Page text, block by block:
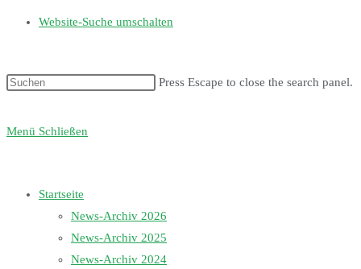
Website-Suche umschalten
Press Escape to close the search panel.
Menü Schließen
Startseite
News-Archiv 2026
News-Archiv 2025
News-Archiv 2024